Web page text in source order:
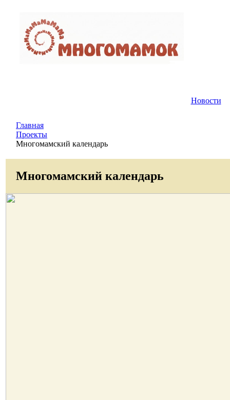
Новости
Главная
Проекты
Многомамский календарь
Многомамский календарь